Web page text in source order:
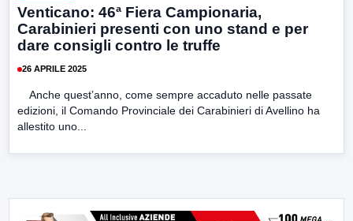
Venticano: 46ª Fiera Campionaria,
Carabinieri presenti con uno stand e per
dare consigli contro le truffe
26 APRILE 2025
Anche quest’anno, come sempre accaduto nelle passate
edizioni, il Comando Provinciale dei Carabinieri di Avellino ha
allestito uno...